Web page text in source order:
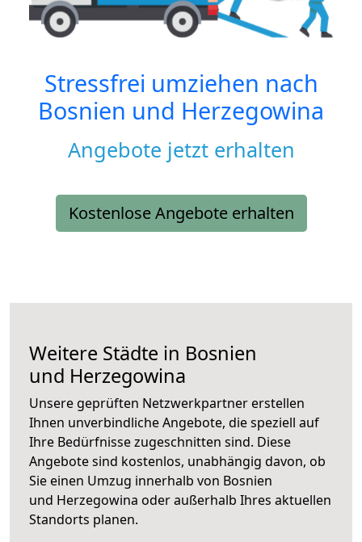
Stressfrei umziehen nach
Bosnien und Herzegowina
Angebote jetzt erhalten
Kostenlose Angebote erhalten
Weitere Städte in Bosnien
und Herzegowina
Unsere geprüften Netzwerkpartner erstellen
Ihnen unverbindliche Angebote, die speziell auf
Ihre Bedürfnisse zugeschnitten sind. Diese
Angebote sind kostenlos, unabhängig davon, ob
Sie einen Umzug innerhalb von Bosnien
und Herzegowina oder außerhalb Ihres aktuellen
Standorts planen.